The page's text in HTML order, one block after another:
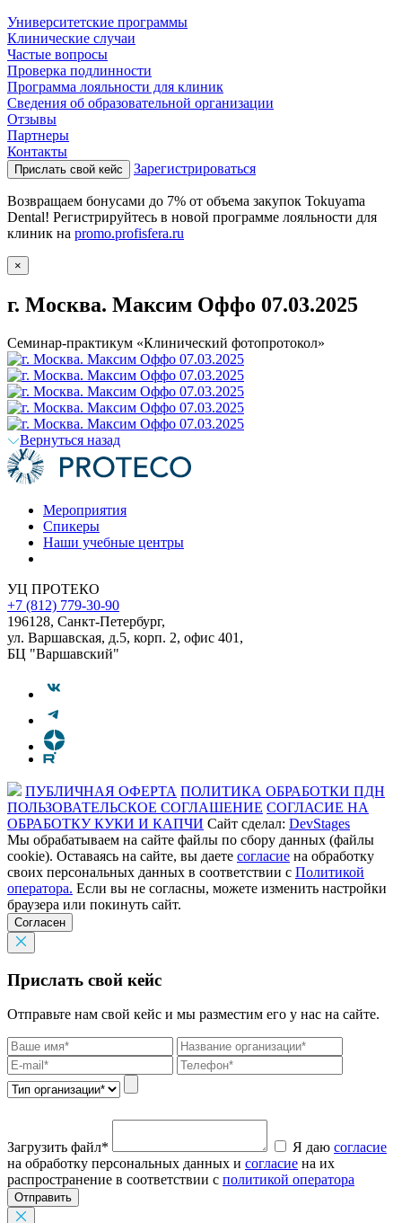
Университетские программы
Клинические случаи
Частые вопросы
Проверка подлинности
Программа лояльности для клиник
Сведения об образовательной организации
Отзывы
Партнеры
Контакты
Прислать свой кейс Зарегистрироваться
Возвращаем бонусами до 7% от объема закупок Tokuyama
Dental! Регистрируйтесь в новой программе лояльности для
клиник на promo.profisfera.ru
×
г. Москва. Максим Оффо 07.03.2025
Семинар-практикум «Клинический фотопротокол»
Вернуться назад
Мероприятия
Спикеры
Наши учебные центры
УЦ ПРОТЕКО
+7 (812) 779-30-90
196128, Санкт-Петербург,
ул. Варшавская, д.5, корп. 2, офис 401,
БЦ "Варшавский"
ПУБЛИЧНАЯ ОФЕРТА ПОЛИТИКА ОБРАБОТКИ ПДН
ПОЛЬЗОВАТЕЛЬСКОЕ СОГЛАШЕНИЕ СОГЛАСИЕ НА
ОБРАБОТКУ КУКИ И КАПЧИ Сайт сделал: DevStages
Мы обрабатываем на сайте файлы по сбору данных (файлы
cookie). Оставаясь на сайте, вы даете согласие на обработку
своих персональных данных в соответствии с Политикой
оператора. Если вы не согласны, можете изменить настройки
браузера или покинуть сайт.
Согласен
Прислать свой кейс
Отправьте нам свой кейс и мы разместим его у нас на сайте.
Загрузить файл* Я даю согласие
на обработку персональных данных и согласие на их
распространение в соответствии с политикой оператора
Отправить